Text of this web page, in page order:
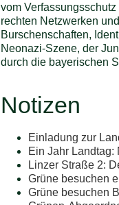
vom
rechten Netzwerken
Burschenschaften,
Neonazi-Szene, der
durch die bayerischen
Notizen
Einladung zur
Ein Jahr Landtag:
Linzer Straße 2:
Grüne besuchen
Grüne besuchen